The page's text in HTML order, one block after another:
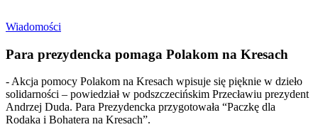
Wiadomości
Para prezydencka pomaga Polakom na Kresach
- Akcja pomocy Polakom na Kresach wpisuje się pięknie w dzieło
solidarności – powiedział w podszczecińskim Przecławiu prezydent
Andrzej Duda. Para Prezydencka przygotowała “Paczkę dla
Rodaka i Bohatera na Kresach”.